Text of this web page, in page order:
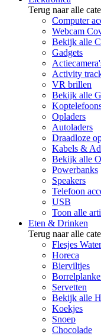
Terug naar alle
Computer
Webcam
Bekijk alle
Gadgets
Activity
VR brillen
Bekijk alle
Opladers
Autoladers
Draadloze
Kabels &
Bekijk alle
Powerbanks
Speakers
Telefoon
USB
Toon alle
Eten & Drinken
Terug naar alle
Flesjes Water
Horeca
Bierviltjes
Servetten
Bekijk alle
Koekjes
Snoep
Chocolade